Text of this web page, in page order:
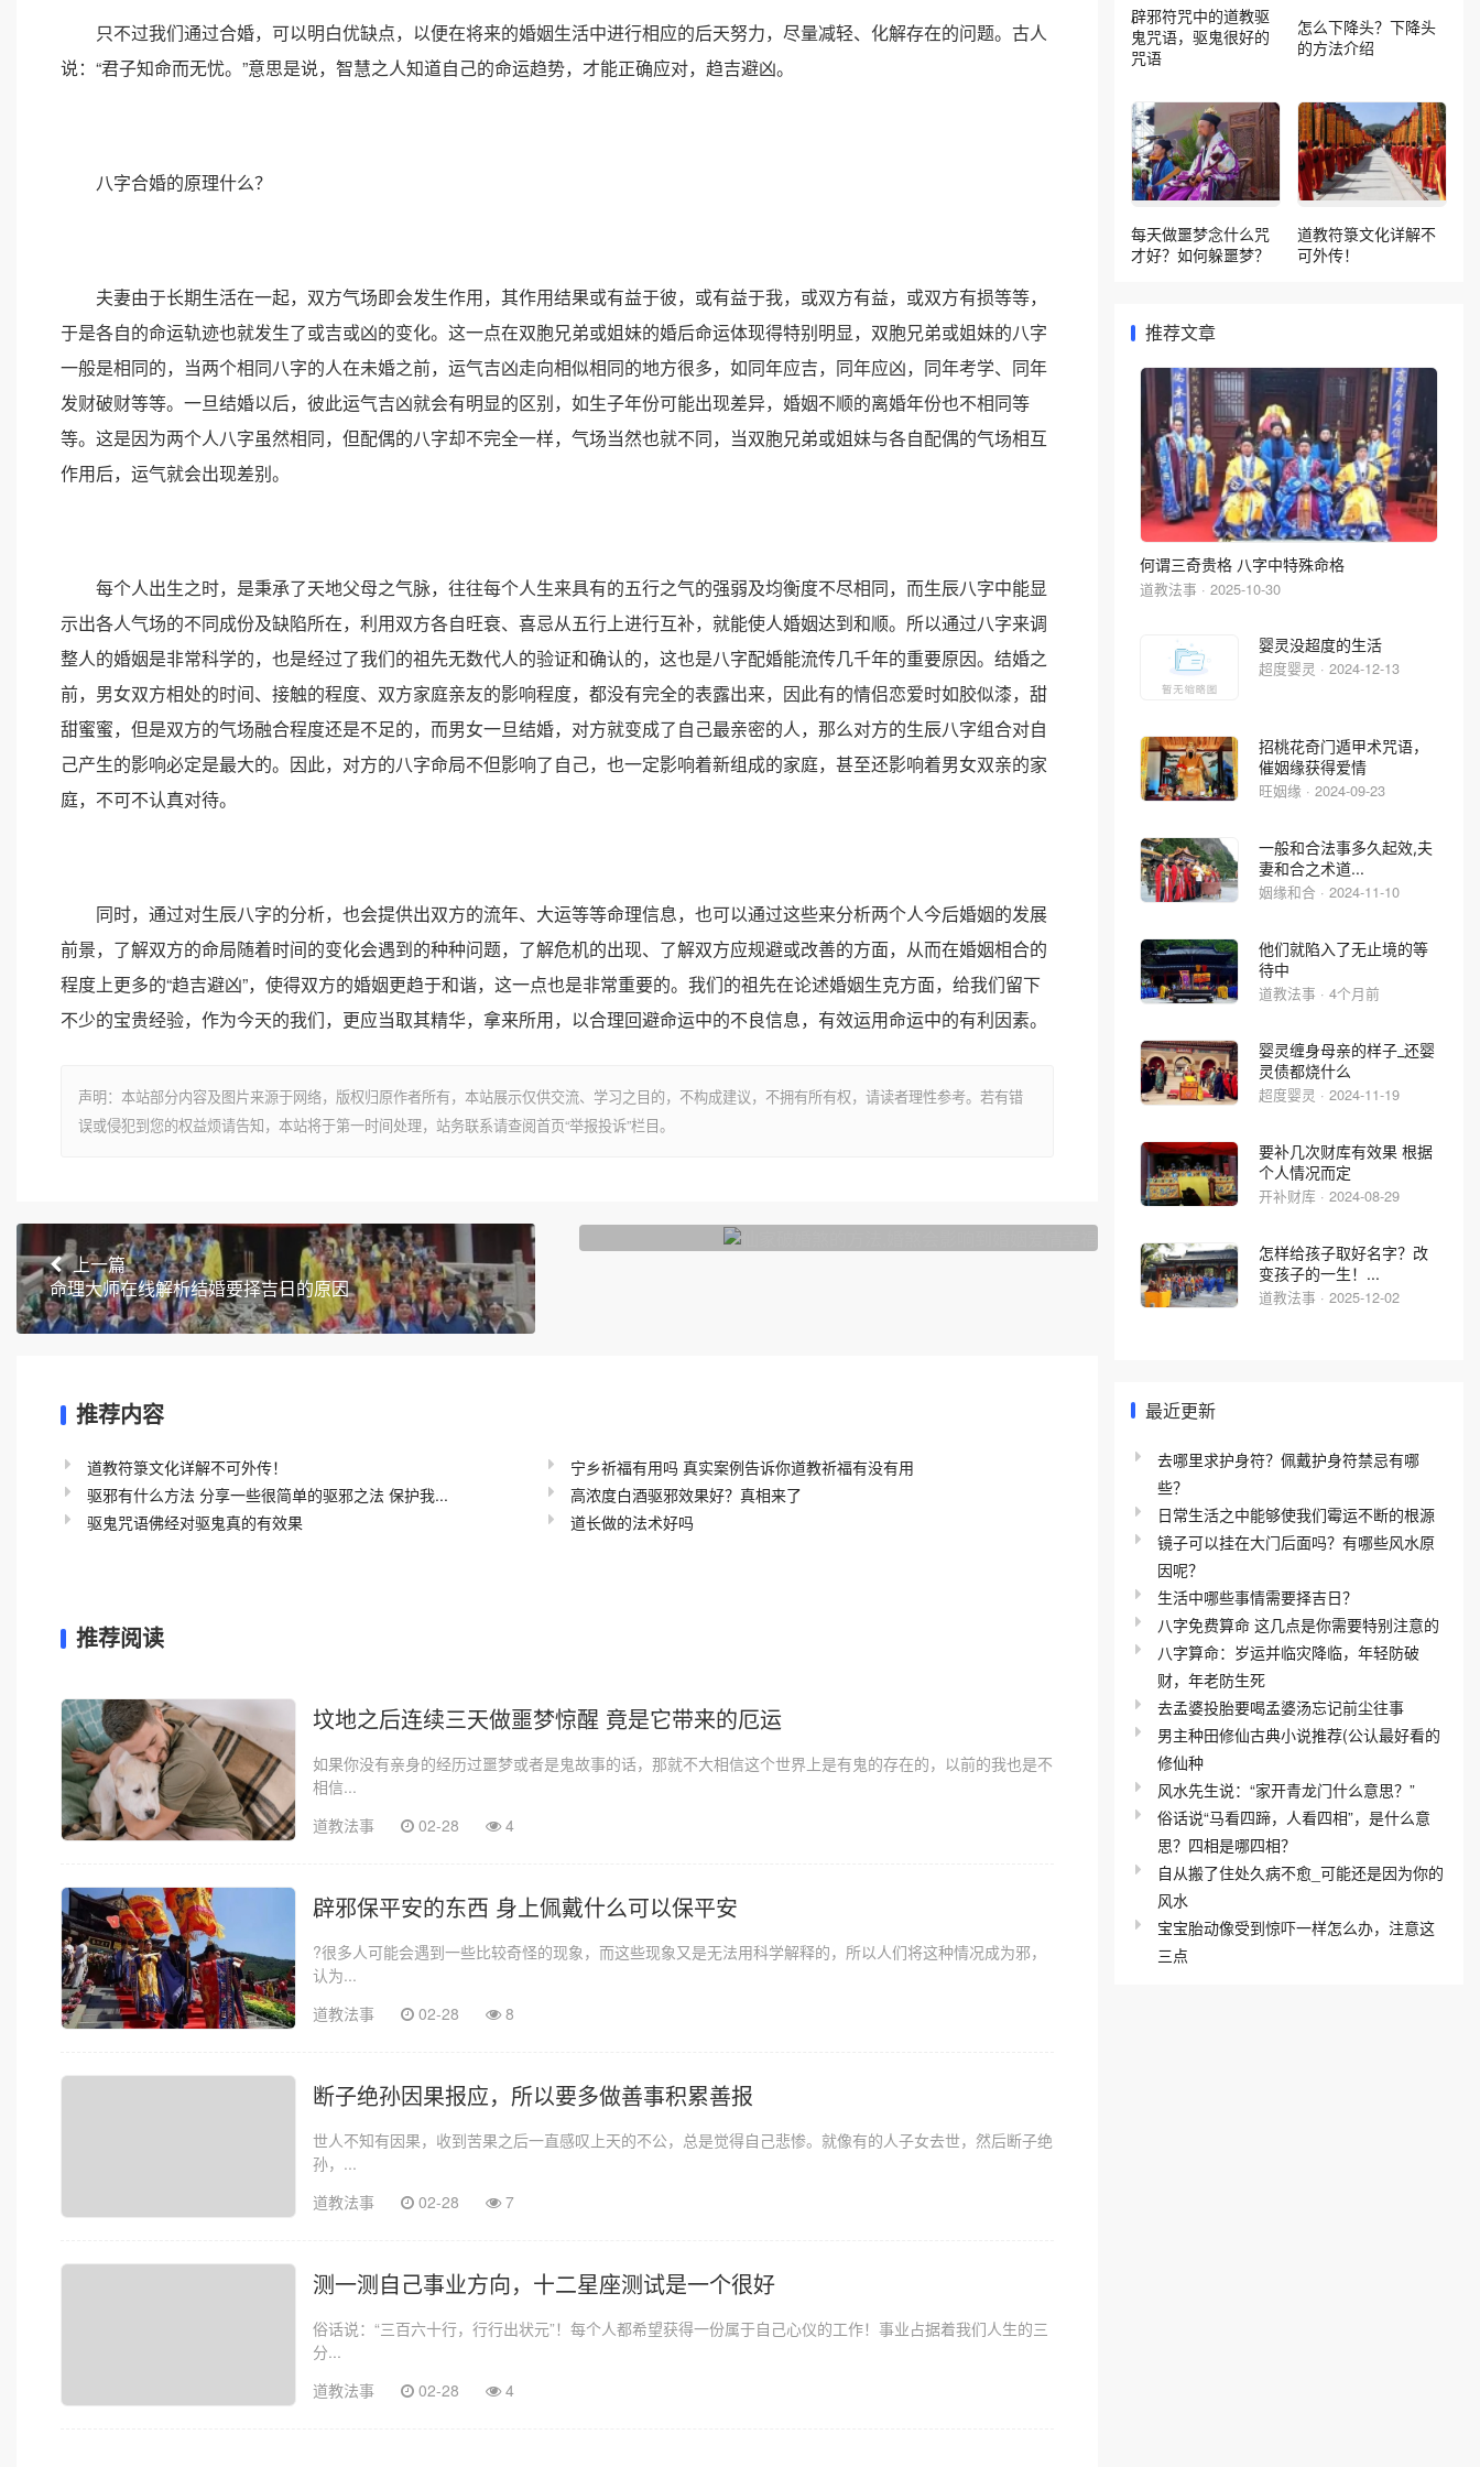
只不过我们通过合婚，可以明白优缺点，以便在将来的婚姻生活中进行相应的后天努力，尽量减轻、化解存在的问题。古人
说：“君子知命而无忧。”意思是说，智慧之人知道自己的命运趋势，才能正确应对，趋吉避凶。
八字合婚的原理什么？
夫妻由于长期生活在一起，双方气场即会发生作用，其作用结果或有益于彼，或有益于我，或双方有益，或双方有损等等，
于是各自的命运轨迹也就发生了或吉或凶的变化。这一点在双胞兄弟或姐妹的婚后命运体现得特别明显，双胞兄弟或姐妹的八字
一般是相同的，当两个相同八字的人在未婚之前，运气吉凶走向相似相同的地方很多，如同年应吉，同年应凶，同年考学、同年
发财破财等等。一旦结婚以后，彼此运气吉凶就会有明显的区别，如生子年份可能出现差异，婚姻不顺的离婚年份也不相同等
等。这是因为两个人八字虽然相同，但配偶的八字却不完全一样，气场当然也就不同，当双胞兄弟或姐妹与各自配偶的气场相互
作用后，运气就会出现差别。
每个人出生之时，是秉承了天地父母之气脉，往往每个人生来具有的五行之气的强弱及均衡度不尽相同，而生辰八字中能显
示出各人气场的不同成份及缺陷所在，利用双方各自旺衰、喜忌从五行上进行互补，就能使人婚姻达到和顺。所以通过八字来调
整人的婚姻是非常科学的，也是经过了我们的祖先无数代人的验证和确认的，这也是八字配婚能流传几千年的重要原因。结婚之
前，男女双方相处的时间、接触的程度、双方家庭亲友的影响程度，都没有完全的表露出来，因此有的情侣恋爱时如胶似漆，甜
甜蜜蜜，但是双方的气场融合程度还是不足的，而男女一旦结婚，对方就变成了自己最亲密的人，那么对方的生辰八字组合对自
己产生的影响必定是最大的。因此，对方的八字命局不但影响了自己，也一定影响着新组成的家庭，甚至还影响着男女双亲的家
庭，不可不认真对待。
同时，通过对生辰八字的分析，也会提供出双方的流年、大运等等命理信息，也可以通过这些来分析两个人今后婚姻的发展
前景，了解双方的命局随着时间的变化会遇到的种种问题，了解危机的出现、了解双方应规避或改善的方面，从而在婚姻相合的
程度上更多的“趋吉避凶”，使得双方的婚姻更趋于和谐，这一点也是非常重要的。我们的祖先在论述婚姻生克方面，给我们留下
不少的宝贵经验，作为今天的我们，更应当取其精华，拿来所用，以合理回避命运中的不良信息，有效运用命运中的有利因素。
声明：本站部分内容及图片来源于网络，版权归原作者所有，本站展示仅供交流、学习之目的，不构成建议，不拥有所有权，请读者理性参考。若有错
误或侵犯到您的权益烦请告知，本站将于第一时间处理，站务联系请查阅首页“举报投诉”栏目。
上一篇
命理大师在线解析结婚要择吉日的原因
推荐内容
道教符箓文化详解不可外传！
宁乡祈福有用吗 真实案例告诉你道教祈福有没有用
驱邪有什么方法 分享一些很简单的驱邪之法 保护我...
高浓度白酒驱邪效果好？真相来了
驱鬼咒语佛经对驱鬼真的有效果
道长做的法术好吗
推荐阅读
坟地之后连续三天做噩梦惊醒 竟是它带来的厄运
如果你没有亲身的经历过噩梦或者是鬼故事的话，那就不大相信这个世界上是有鬼的存在的，以前的我也是不
相信...
道教法事
02-28 4
辟邪保平安的东西 身上佩戴什么可以保平安
?很多人可能会遇到一些比较奇怪的现象，而这些现象又是无法用科学解释的，所以人们将这种情况成为邪，
认为...
道教法事
02-28 8
断子绝孙因果报应，所以要多做善事积累善报
世人不知有因果，收到苦果之后一直感叹上天的不公，总是觉得自己悲惨。就像有的人子女去世，然后断子绝
孙，...
道教法事
02-28 7
测一测自己事业方向，十二星座测试是一个很好
俗话说：“三百六十行，行行出状元”！每个人都希望获得一份属于自己心仪的工作！事业占据着我们人生的三
分...
道教法事
02-28 4
辟邪符咒中的道教驱
鬼咒语，驱鬼很好的
咒语
怎么下降头？下降头
的方法介绍
每天做噩梦念什么咒
才好？如何躲噩梦？
道教符箓文化详解不
可外传！
推荐文章
何谓三奇贵格 八字中特殊命格
道教法事 · 2025-10-30
婴灵没超度的生活
超度婴灵 · 2024-12-13
招桃花奇门遁甲术咒语，
催姻缘获得爱情
旺姻缘 · 2024-09-23
一般和合法事多久起效,夫
妻和合之术道...
姻缘和合 · 2024-11-10
他们就陷入了无止境的等
待中
道教法事 · 4个月前
婴灵缠身母亲的样子_还婴
灵债都烧什么
超度婴灵 · 2024-11-19
要补几次财库有效果 根据
个人情况而定
开补财库 · 2024-08-29
怎样给孩子取好名字？改
变孩子的一生！...
道教法事 · 2025-12-02
最近更新
去哪里求护身符？佩戴护身符禁忌有哪
些？
日常生活之中能够使我们霉运不断的根源
镜子可以挂在大门后面吗？有哪些风水原
因呢？
生活中哪些事情需要择吉日？
八字免费算命 这几点是你需要特别注意的
八字算命：岁运并临灾降临，年轻防破
财，年老防生死
去孟婆投胎要喝孟婆汤忘记前尘往事
男主种田修仙古典小说推荐(公认最好看的
修仙种
风水先生说：“家开青龙门什么意思？”
俗话说“马看四蹄，人看四相”，是什么意
思？四相是哪四相？
自从搬了住处久病不愈_可能还是因为你的
风水
宝宝胎动像受到惊吓一样怎么办，注意这
三点